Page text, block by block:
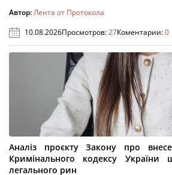
Автор:Лента от Протокола
10.08.2026Просмотров:27Коментарии:0
Аналіз проєкту Закону про
Кримінального кодексу України
легального рин